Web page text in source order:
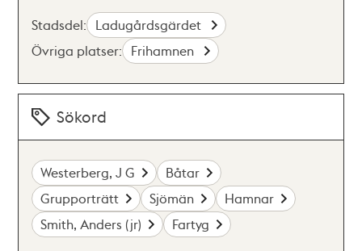
Stadsdel: Ladugårdsgärdet
Övriga platser: Frihamnen
Sökord
Westerberg, J G
Båtar
Grupporträtt
Sjömän
Hamnar
Smith, Anders (jr)
Fartyg